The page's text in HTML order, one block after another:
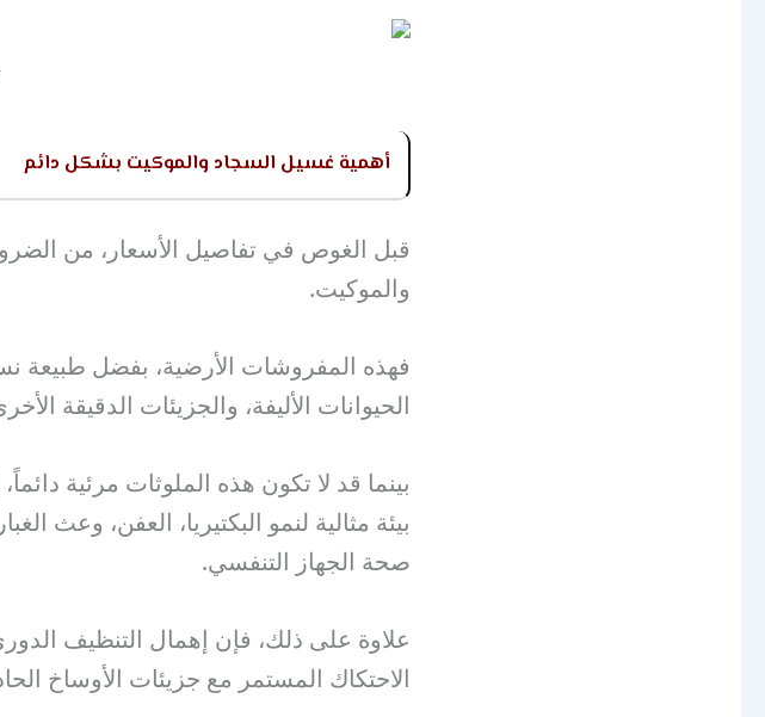
أهمية غسيل السجاد والموكيت بشكل دائم
قبل الغوص في تفاصيل الأسعار، من
والموكيت.
فهذه المفروشات الأرضية، بفضل طبيعة
الحيوانات الأليفة، والجزيئات الدقيقة
بينما قد لا تكون هذه الملوثات مرئية
بيئة مثالية لنمو البكتيريا، العفن، وعث
صحة الجهاز التنفسي.
علاوة على ذلك، فإن إهمال التنظيف
الاحتكاك المستمر مع جزيئات الأوساخ